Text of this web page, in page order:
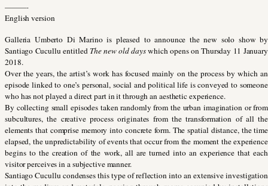
———-
English version
Galleria Umberto Di Marino is pleased to announce the new solo show by
Santiago Cucullu entitled The new old dayswhich opens on Thursday 11 January
2018.
Over the years, the artist’s work has focused mainly on the process by which an
episode linked to one’s personal, social and political life is conveyed to someone
who has not played a direct part in it through an aesthetic experience.
By collecting small episodes taken randomly from the urban imagination or from
subcultures, the creative process originates from the transformation of all the
elements that comprise memory into concrete form. The spatial distance, the time
elapsed, the unpredictability of events that occur from the moment the experience
begins to the creation of the work, all are turned into an experience that each
visitor perceives in a subjective manner.
Santiago Cucullu condenses this type of reflection into an extensive investigation